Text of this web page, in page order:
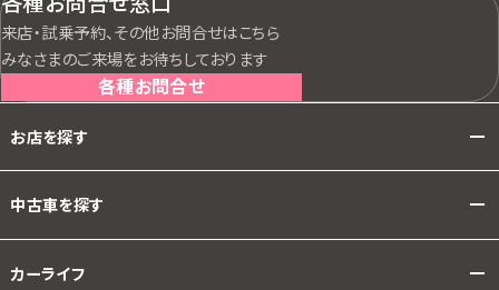
来店・試乗予約、その他お問合せはこちら
みなさまのご来場をお待ちしております
各種お問合せ
お店を探す
中古車を探す
カーライフ